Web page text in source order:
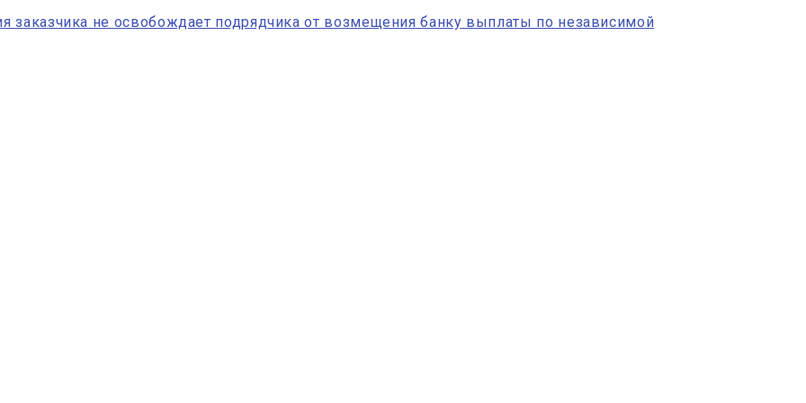
не освобождает подрядчика от возмещения банку выплаты по независимой